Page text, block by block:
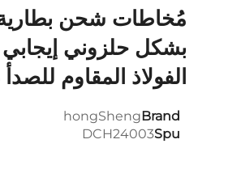
بشكل حلزوني
الفولاذ المقاوم للصدأ 304
Brand
hongSheng
Spu
DCH24003